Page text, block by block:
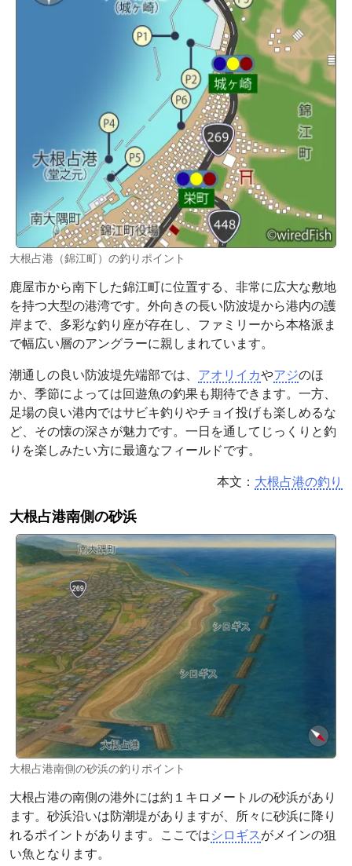
大根占港（錦江町）の釣りポイント
鹿屋市から南下した錦江町に位置する、非常に広大な敷地
を持つ大型の港湾です。外向きの長い防波堤から港内の護
岸まで、多彩な釣り座が存在し、ファミリーから本格派ま
で幅広い層のアングラーに親しまれています。
潮通しの良い防波堤先端部では、 アオリイカやアジのほ
か、季節によっては回遊魚の釣果も期待できます。一方、
足場の良い港内ではサビキ釣りやチョイ投げも楽しめるな
ど、その懐の深さが魅力です。一日を通してじっくりと釣
りを楽しみたい方に最適なフィールドです。
本文： 大根占港の釣り
大根占港南側の砂浜
大根占港南側の砂浜の釣りポイント
大根占港の南側の港外には約１キロメートルの砂浜があり
ます。砂浜沿いは防潮堤がありますが、所々に砂浜に降り
れるポイントがあります。ここではシロギス がメインの狙
い魚となります。